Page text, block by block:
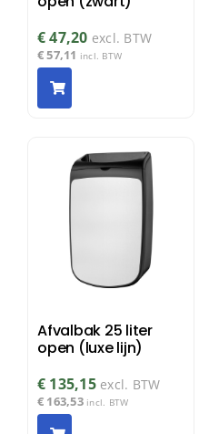
€47,20 excl. BTW
€57,11 incl. BTW
Afvalbak 25 liter
open (luxe lijn)
€ 135,15 excl. BTW
€ 163,53 incl. BTW